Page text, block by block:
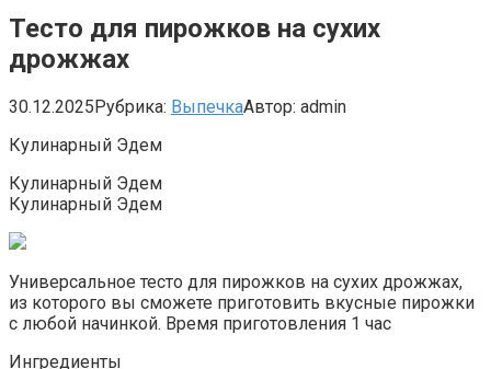
Тесто для пирожков на сухих
дрожжах
30.12.2025Рубрика: ВыпечкаАвтор: admin
Кулинарный Эдем
Кулинарный Эдем
Кулинарный Эдем
Универсальное тесто для пирожков на сухих дрожжах,
из которого вы сможете приготовить вкусные пирожки
с любой начинкой. Время приготовления 1 час
Ингредиенты